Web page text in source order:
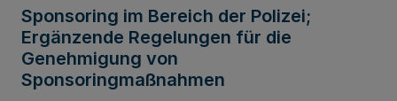
Sponsoring im Bereich der Polizei;
Ergänzende Regelungen für die
Genehmigung von
Sponsoringmaßnahmen